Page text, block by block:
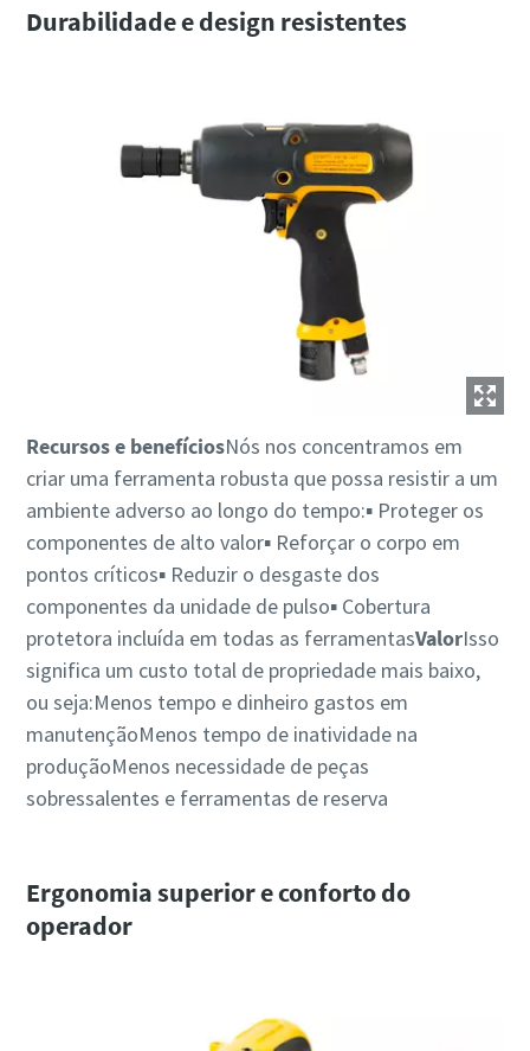
Durabilidade e design resistentes
Recursos e benefíciosNós nos concentramos em
criar uma ferramenta robusta que possa resistir a um
ambiente adverso ao longo do tempo:▪ Proteger os
componentes de alto valor▪ Reforçar o corpo em
pontos críticos▪ Reduzir o desgaste dos
componentes da unidade de pulso▪ Cobertura
protetora incluída em todas as ferramentasValorIsso
significa um custo total de propriedade mais baixo,
ou seja:Menos tempo e dinheiro gastos em
manutençãoMenos tempo de inatividade na
produçãoMenos necessidade de peças
sobressalentes e ferramentas de reserva
Ergonomia superior e conforto do
operador